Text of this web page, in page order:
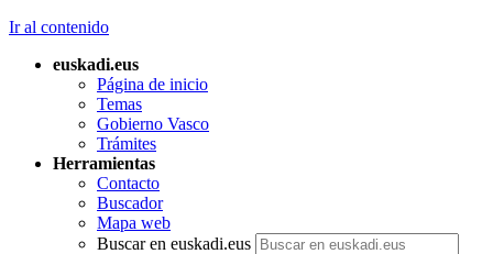
Ir al contenido
euskadi.eus
Página de inicio
Temas
Gobierno Vasco
Trámites
Herramientas
Contacto
Buscador
Mapa web
Buscar en euskadi.eus